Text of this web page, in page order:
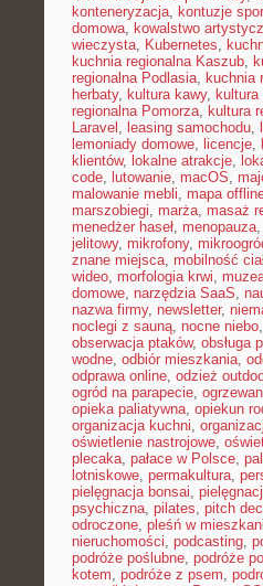
konteneryzacja, kontuzje
domowa, kowalstwo
wieczysta, Kubernetes,
kuchnia regionalna Kaszub,
regionalna Podlasia, kuchnia
herbaty, kultura kawy,
regionalna Pomorza, kultura
Laravel , leasing samochodu,
lemoniady domowe, licencje,
klientów, lokalne atrakcje,
code, lutowanie, macOS,
malowanie mebli, mapa
marszobiegi, marża, masaż
menedżer haseł, menopauza,
jelitowy, mikrofony,
znane miejsca, mobilność
wideo, morfologia krwi,
domowe, narzędzia SaaS,
nazwa firmy, newsletter,
noclegi z sauną, nocne niebo,
obserwacja ptaków, obsługa
wodne, odbiór mieszkania,
odprawa online, odzież
ogród na parapecie,
opieka paliatywna, opiekun
organizacja kuchni,
oświetlenie nastrojowe,
plecaka, pałace w Polsce,
lotniskowe, permakultura,
pielęgnacja bonsai,
psychiczna, pilates, pitch
odroczone, pleśń w
nieruchomości, podcasting,
podróże poślubne, podróże
kotem, podróże z psem,